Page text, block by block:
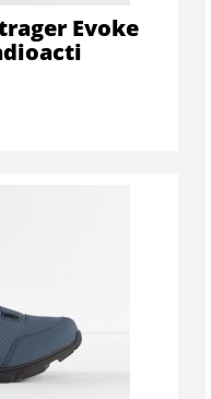
Evoke